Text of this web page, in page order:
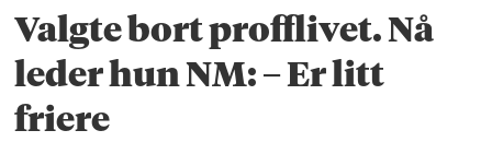
Valgte bort profflivet. Nå
leder hun NM: – Er litt
friere